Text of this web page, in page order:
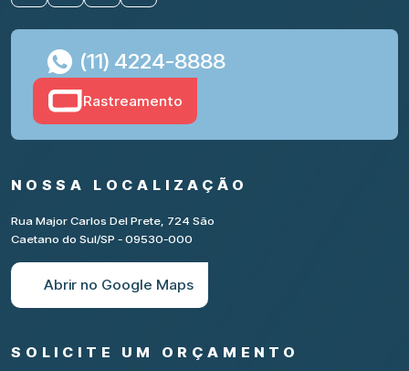
(11) 4224-8888
Rastreamento
NOSSA LOCALIZAÇÃO
Rua Major Carlos Del Prete, 724 São
Caetano do Sul/SP - 09530-000
Abrir no Google Maps
SOLICITE UM ORÇAMENTO